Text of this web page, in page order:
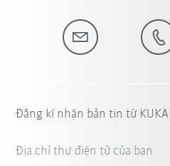
Đăng kí nhận bản tin từ KUKA
Địa chỉ thư điện tử của bạn